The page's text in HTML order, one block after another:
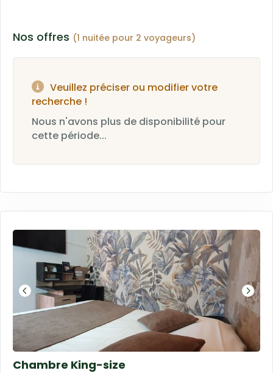
Nos offres (1 nuitée pour 2 voyageurs)
Veuillez préciser ou modifier votre
recherche !
Nous n'avons plus de disponibilité pour
cette période...
Chambre King-size